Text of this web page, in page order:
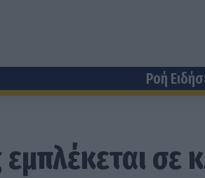
Ροή
εμπλέκεται σε